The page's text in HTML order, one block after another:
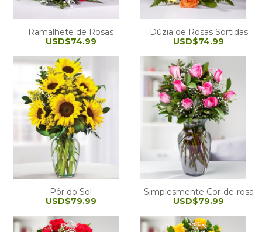
Ramalhete de Rosas
USD$74.99
Dúzia de Rosas Sortidas
USD$74.99
Pôr do Sol
USD$79.99
Simplesmente Cor-de-rosa
USD$79.99